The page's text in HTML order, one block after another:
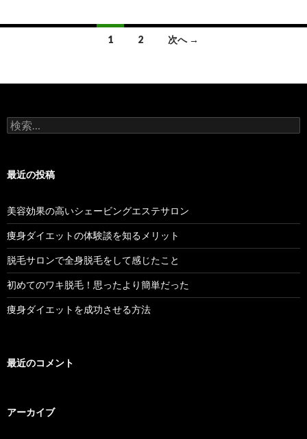
ナ
ゲ
シ
ョ
ン
1 2 次へ →
検
索:
最近の投稿
美容効果の高いシェービングエステサロン
痩身ダイエットの体験談を知るメリット
脱毛サロンで全身脱毛をして感じたこと
初めてのワキ脱毛！思ったより簡単だった
痩身ダイエットを成功させる方法
最近のコメント
アーカイブ